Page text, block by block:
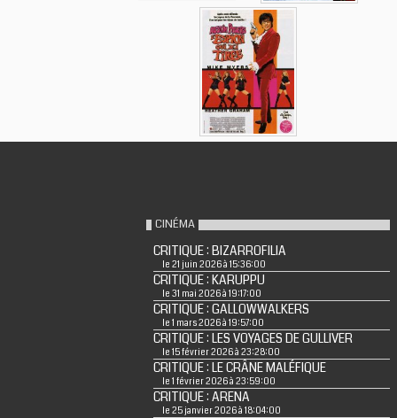
CINÉMA
CRITIQUE : BIZARROFILIA
le 21 juin 2026 à 15:36:00
CRITIQUE : KARUPPU
le 31 mai 2026 à 19:17:00
CRITIQUE : GALLOWWALKERS
le 1 mars 2026 à 19:57:00
CRITIQUE : LES VOYAGES DE GULLIVER
le 15 février 2026 à 23:28:00
CRITIQUE : LE CRÂNE MALÉFIQUE
le 1 février 2026 à 23:59:00
CRITIQUE : ARENA
le 25 janvier 2026 à 18:04:00